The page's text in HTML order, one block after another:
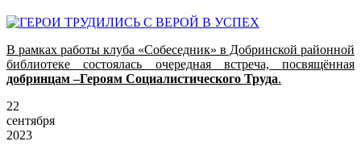
В рамках работы клуба «Собеседник» в Добринской районной
библиотеке состоялась очередная встреча, посвящённая
добринцам –Героям Социалистического Труда.
22
сентября
2023